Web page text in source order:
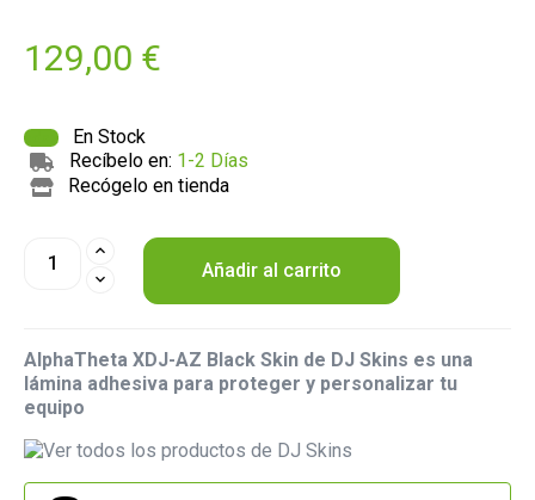
129,00 €
En Stock
Recíbelo en: 1-2 Días
Recógelo en tienda
Añadir al carrito
AlphaTheta XDJ-AZ Black Skin de DJ Skins es una
lámina adhesiva para proteger y personalizar tu
equipo